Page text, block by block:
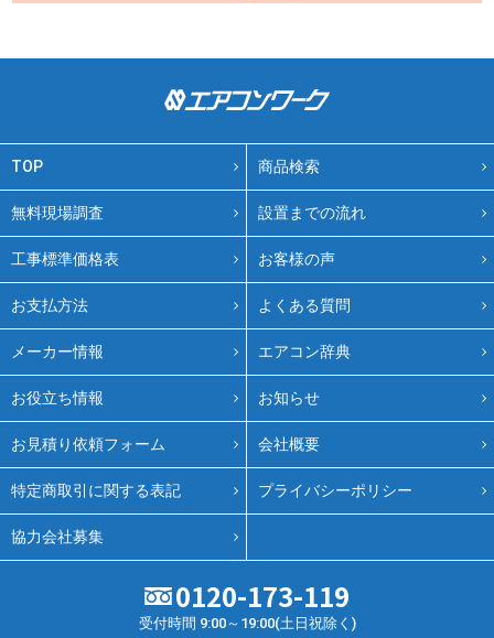
TOP 商品検索
無料現場調査 設置までの流れ
工事標準価格表 お客様の声
お支払方法 よくある質問
メーカー情報 エアコン辞典
お役立ち情報 お知らせ
お見積り依頼フォーム 会社概要
特定商取引に関する表記 プライバシーポリシー
協力会社募集
0120-173-119
受付時間 9:00～19:00(土日祝除く)